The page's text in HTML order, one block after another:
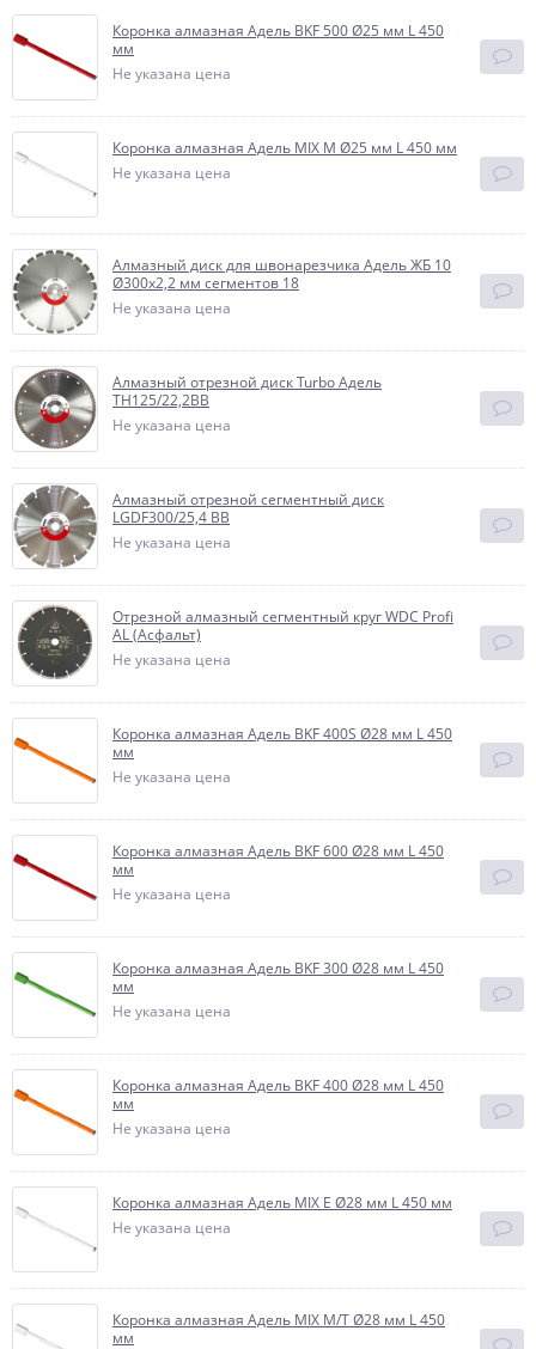
Коронка алмазная Адель BKF 500 Ø25 мм L 450
мм
Не указана цена
Коронка алмазная Адель MIX M Ø25 мм L 450 мм
Не указана цена
Алмазный диск для швонарезчика Адель ЖБ 10
Ø300x2,2 мм сегментов 18
Не указана цена
Алмазный отрезной диск Turbo Адель
TH125/22,2BB
Не указана цена
Алмазный отрезной сегментный диск
LGDF300/25,4 BB
Не указана цена
Отрезной алмазный сегментный круг WDC Profi
AL (Асфальт)
Не указана цена
Коронка алмазная Адель BKF 400S Ø28 мм L 450
мм
Не указана цена
Коронка алмазная Адель BKF 600 Ø28 мм L 450
мм
Не указана цена
Коронка алмазная Адель BKF 300 Ø28 мм L 450
мм
Не указана цена
Коронка алмазная Адель BKF 400 Ø28 мм L 450
мм
Не указана цена
Коронка алмазная Адель MIX E Ø28 мм L 450 мм
Не указана цена
Коронка алмазная Адель MIX М/T Ø28 мм L 450
мм